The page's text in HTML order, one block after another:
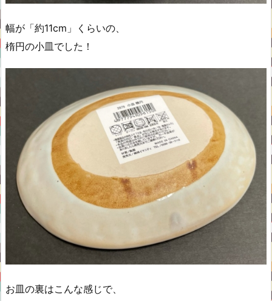
幅が「約11cm」くらいの、
楕円の小皿でした！
お皿の裏はこんな感じで、